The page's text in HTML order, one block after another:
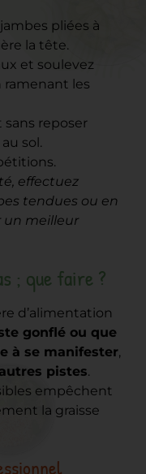
pliées à
la tête.
et soulevez
ramenant les
reposer
sol.
effectuez
tendues ou en
un meilleur
; que faire ?
d’alimentation
gonflé ou que
à se manifester,
pistes.
empêchent
la graisse